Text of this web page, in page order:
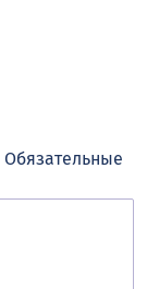
Обязательные